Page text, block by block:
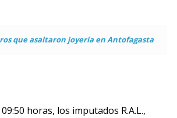
que asaltaron joyería en Antofagasta
horas, los imputados R.A.L.,